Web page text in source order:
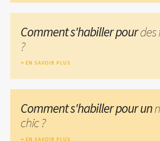
Comment s'habiller pour
?
EN SAVOIR PLUS
Comment s'habiller pour un
chic ?
EN SAVOIR PLUS